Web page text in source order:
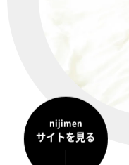
nijimen
サイトを見る